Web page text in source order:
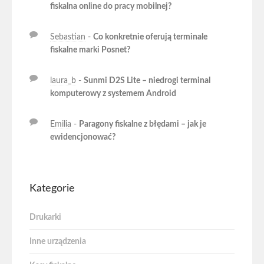
fiskalna online do pracy mobilnej?
Sebastian - Co konkretnie oferują terminale
fiskalne marki Posnet?
laura_b - Sunmi D2S Lite – niedrogi terminal
komputerowy z systemem Android
Emilia - Paragony fiskalne z błędami – jak je
ewidencjonować?
Kategorie
Drukarki
Inne urządzenia